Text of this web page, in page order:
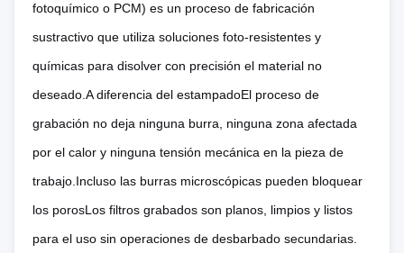
fotoquímico o PCM) es un proceso de fabricación
sustractivo que utiliza soluciones foto-resistentes y
químicas para disolver con precisión el material no
deseado.A diferencia del estampadoEl proceso de
grabación no deja ninguna burra, ninguna zona afectada
por el calor y ninguna tensión mecánica en la pieza de
trabajo.Incluso las burras microscópicas pueden bloquear
los porosLos filtros grabados son planos, limpios y listos
para el uso sin operaciones de desbarbado secundarias.